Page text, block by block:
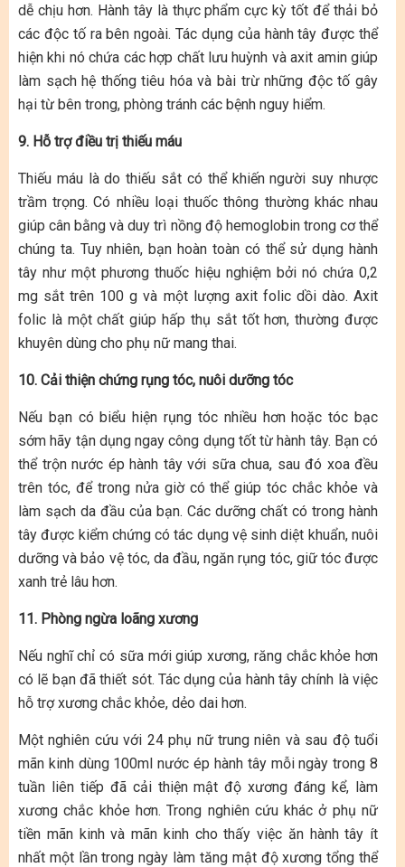
dễ chịu hơn. Hành tây là thực phẩm cực kỳ tốt để thải bỏ
các độc tố ra bên ngoài. Tác dụng của hành tây được thể
hiện khi nó chứa các hợp chất lưu huỳnh và axit amin giúp
làm sạch hệ thống tiêu hóa và bài trừ những độc tố gây
hại từ bên trong, phòng tránh các bệnh nguy hiểm.
9. Hỗ trợ điều trị thiếu máu
Thiếu máu là do thiếu sắt có thể khiến người suy nhược
trầm trọng. Có nhiều loại thuốc thông thường khác nhau
giúp cân bằng và duy trì nồng độ hemoglobin trong cơ thể
chúng ta. Tuy nhiên, bạn hoàn toàn có thể sử dụng hành
tây như một phương thuốc hiệu nghiệm bởi nó chứa 0,2
mg sắt trên 100 g và một lượng axit folic dồi dào. Axit
folic là một chất giúp hấp thụ sắt tốt hơn, thường được
khuyên dùng cho phụ nữ mang thai.
10. Cải thiện chứng rụng tóc, nuôi dưỡng tóc
Nếu bạn có biểu hiện rụng tóc nhiều hơn hoặc tóc bạc
sớm hãy tận dụng ngay công dụng tốt từ hành tây. Bạn có
thể trộn nước ép hành tây với sữa chua, sau đó xoa đều
trên tóc, để trong nửa giờ có thể giúp tóc chắc khỏe và
làm sạch da đầu của bạn. Các dưỡng chất có trong hành
tây được kiểm chứng có tác dụng vệ sinh diệt khuẩn, nuôi
dưỡng và bảo vệ tóc, da đầu, ngăn rụng tóc, giữ tóc được
xanh trẻ lâu hơn.
11. Phòng ngừa loãng xương
Nếu nghĩ chỉ có sữa mới giúp xương, răng chắc khỏe hơn
có lẽ bạn đã thiết sót. Tác dụng của hành tây chính là việc
hỗ trợ xương chắc khỏe, dẻo dai hơn.
Một nghiên cứu với 24 phụ nữ trung niên và sau độ tuổi
mãn kinh dùng 100ml nước ép hành tây mỗi ngày trong 8
tuần liên tiếp đã cải thiện mật độ xương đáng kể, làm
xương chắc khỏe hơn. Trong nghiên cứu khác ở phụ nữ
tiền mãn kinh và mãn kinh cho thấy việc ăn hành tây ít
nhất một lần trong ngày làm tăng mật độ xương tổng thể